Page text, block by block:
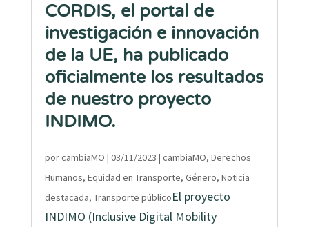
CORDIS, el portal de
investigación e innovación
de la UE, ha publicado
oficialmente los resultados
de nuestro proyecto
INDIMO.
porcambiaMO | 03/11/2023 | cambiaMO, Derechos
Humanos, Equidad en Transporte, Género, Noticia
destacada, Transporte públicoEl proyecto
INDIMO (Inclusive Digital Mobility